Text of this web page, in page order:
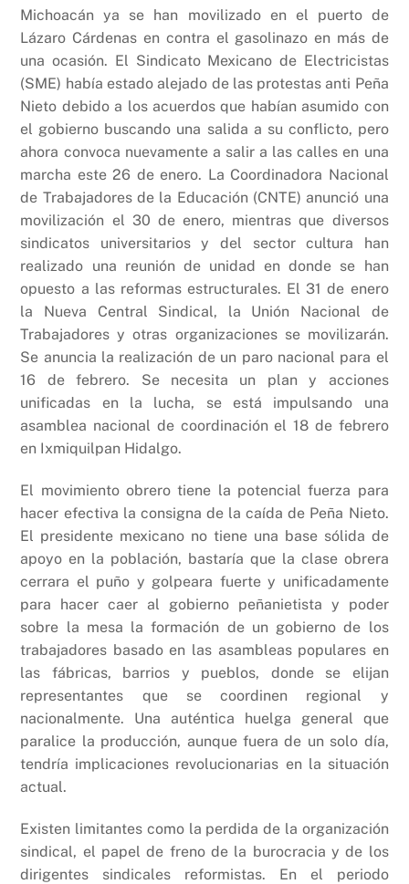
Michoacán ya se han movilizado en el puerto de
Lázaro Cárdenas en contra el gasolinazo en más de
una ocasión. El Sindicato Mexicano de Electricistas
(SME) había estado alejado de las protestas anti Peña
Nieto debido a los acuerdos que habían asumido con
el gobierno buscando una salida a su conflicto, pero
ahora convoca nuevamente a salir a las calles en una
marcha este 26 de enero. La Coordinadora Nacional
de Trabajadores de la Educación (CNTE) anunció una
movilización el 30 de enero, mientras que diversos
sindicatos universitarios y del sector cultura han
realizado una reunión de unidad en donde se han
opuesto a las reformas estructurales. El 31 de enero
la Nueva Central Sindical, la Unión Nacional de
Trabajadores y otras organizaciones se movilizarán.
Se anuncia la realización de un paro nacional para el
16 de febrero. Se necesita un plan y acciones
unificadas en la lucha, se está impulsando una
asamblea nacional de coordinación el 18 de febrero
en Ixmiquilpan Hidalgo.
El movimiento obrero tiene la potencial fuerza para
hacer efectiva la consigna de la caída de Peña Nieto.
El presidente mexicano no tiene una base sólida de
apoyo en la población, bastaría que la clase obrera
cerrara el puño y golpeara fuerte y unificadamente
para hacer caer al gobierno peñanietista y poder
sobre la mesa la formación de un gobierno de los
trabajadores basado en las asambleas populares en
las fábricas, barrios y pueblos, donde se elijan
representantes que se coordinen regional y
nacionalmente. Una auténtica huelga general que
paralice la producción, aunque fuera de un solo día,
tendría implicaciones revolucionarias en la situación
actual.
Existen limitantes como la perdida de la organización
sindical, el papel de freno de la burocracia y de los
dirigentes sindicales reformistas. En el periodo